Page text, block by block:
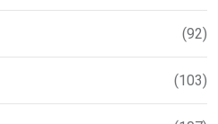
(92)
(103)